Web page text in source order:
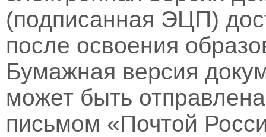
(подписанная ЭЦП)
после освоения
Бумажная версия
может быть
письмом «Почтой